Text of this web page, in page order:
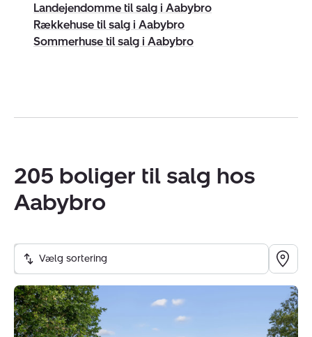
CVR:41245093
Landejendomme til salg i Aabybro
Rækkehuse til salg i Aabybro
Sommerhuse til salg i Aabybro
205 boliger til salg hos
Aabybro
Vælg sortering
Villa:
Valmuemarken
39,